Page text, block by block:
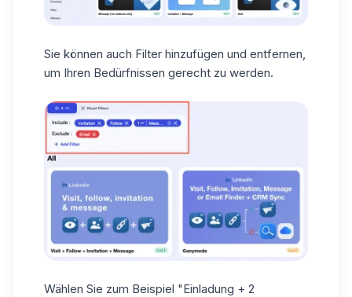
Sie können auch Filter hinzufügen und entfernen
um Ihren Bedürfnissen gerecht zu werden.
Wählen Sie zum Beispiel "Einladung + 2